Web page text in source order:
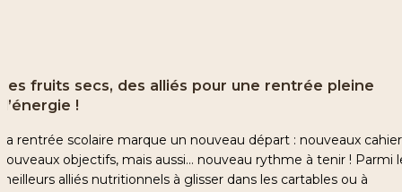
fruits secs, des alliés pour une rentrée pleine
!
rentrée scolaire marque un nouveau départ : nouveaux
objectifs, mais aussi… nouveau rythme à tenir ! Parmi
alliés nutritionnels à glisser dans les cartables ou à